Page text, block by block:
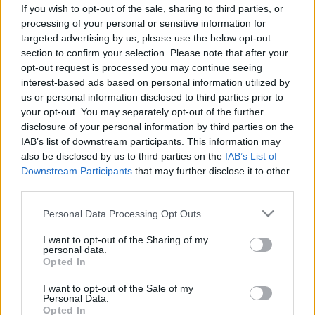
If you wish to opt-out of the sale, sharing to third parties, or
processing of your personal or sensitive information for
targeted advertising by us, please use the below opt-out
section to confirm your selection. Please note that after your
opt-out request is processed you may continue seeing
interest-based ads based on personal information utilized by
us or personal information disclosed to third parties prior to
your opt-out. You may separately opt-out of the further
disclosure of your personal information by third parties on the
IAB’s list of downstream participants. This information may
also be disclosed by us to third parties on the IAB’s List of
Downstream Participants that may further disclose it to other
Please note that this website/app uses one or more Google
not limited to your visit or usage behaviour. You may click to
grant or deny consent to Google and its third-party tags to
use your data for below specified purposes in below Google
consent section.
Personal Data Processing Opt Outs
I want to opt-out of the Sharing of my
personal data.
Opted In
I want to opt-out of the Sale of my
Personal Data.
Opted In